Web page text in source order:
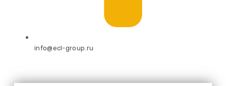
info@ecl-group.ru